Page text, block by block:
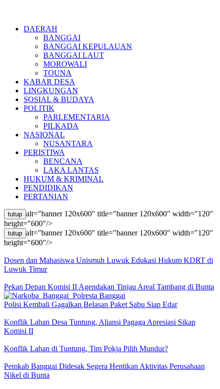
DAERAH
BANGGAI
BANGGAI KEPULAUAN
BANGGAI LAUT
MOROWALI
TOUNA
KABAR DESA
LINGKUNGAN
SOSIAL & BUDAYA
POLITIK
PARLEMENTARIA
PILKADA
NASIONAL
NUSANTARA
PERISTIWA
BENCANA
LAKA LANTAS
HUKUM & KRIMINAL
PENDIDIKAN
PERTANIAN
tutup alt="banner 120x600" title="banner 120x600" width="120"
height="600"/>
tutup alt="banner 120x600" title="banner 120x600" width="120"
height="600"/>
Dosen dan Mahasiswa Unismuh Luwuk Edukasi Hukum KDRT di
Luwuk Timur
Pekan Depan Komisi II Agendakan Tinjau Areal Tambang di Bunta
Polisi Kembali Gagalkan Belasan Paket Sabu Siap Edar
Konflik Lahan Desa Tuntung, Aliansi Pagaga Apresiasi Sikap
Komisi II
Konflik Lahan di Tuntung, Tim Pokja Pilih Mundur?
Pemkab Banggai Didesak Segera Hentikan Aktivitas Perusahaan
Nikel di Bunta